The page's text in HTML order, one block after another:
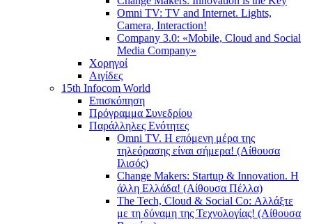
Omni TV: TV and Internet. Lights,
Camera, Interaction!
Company 3.0: «Mobile, Cloud and Social
Media Company»
Χορηγοί
Αιγίδες
15th Infocom World
Επισκόπηση
Πρόγραμμα Συνεδρίου
Παράλληλες Ενότητες
Omni TV. Η επόμενη μέρα της
τηλεόρασης είναι σήμερα! (Αίθουσα
Ιλισός)
Change Makers: Startup & Innovation. Η
άλλη Ελλάδα! (Αίθουσα Πέλλα)
The Tech, Cloud & Social Co: Αλλάξτε
με τη δύναμη της Τεχνολογίας! (Αίθουσα